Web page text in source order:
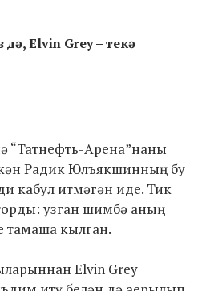
дә, Elvin Grey – текә
“Татнефть-Арена”наны
Радик Юлъякшинның бу
кабул итмәгән иде. Тик
узган шимбә аның
тамаша кылган.
Elvin Grey